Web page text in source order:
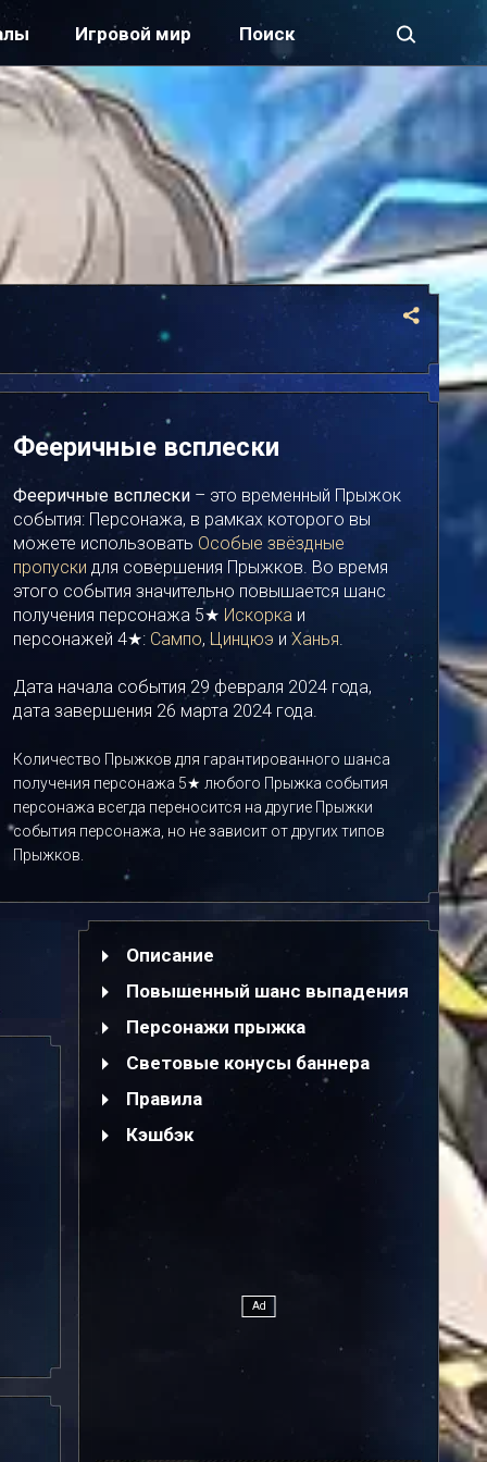
Игровой мир
Фееричные всплески
Фееричные всплески – это временный Прыжок
события: Персонажа, в рамках которого вы
можете использовать Особые звёздные
пропуски для совершения Прыжков. Во время
этого события значительно повышается шанс
получения персонажа 5★ Искорка и
персонажей 4★: Сампо,Цинцюэ и Ханья.
Дата начала события 29 февраля 2024 года,
дата завершения 26 марта 2024 года.
Количество Прыжков для гарантированного шанса
получения персонажа 5★ любого Прыжка события
персонажа всегда переносится на другие Прыжки
события персонажа, но не зависит от других типов
Прыжков.
Описание
Повышенный шанс выпадения
Персонажи прыжка
Световые конусы баннера
Правила
Кэшбэк